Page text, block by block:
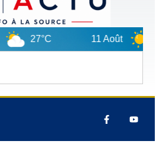
27°C 11 Août